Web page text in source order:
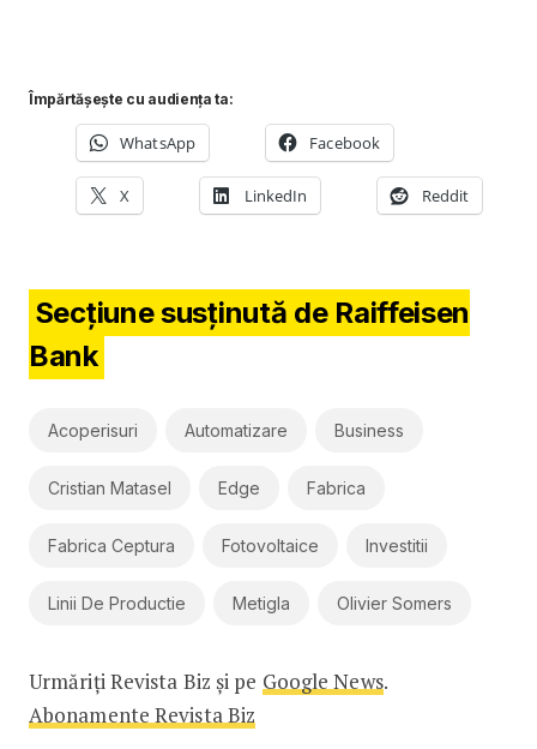
Împărtășește cu audiența ta:
WhatsApp Facebook
X LinkedIn Reddit
Secțiune susținută de Raiffeisen
Bank
Acoperisuri Automatizare Business
Cristian Matasel Edge Fabrica
Fabrica Ceptura Fotovoltaice Investitii
Linii De Productie Metigla Olivier Somers
Urmăriți Revista Biz și pe Google News.
Abonamente Revista Biz